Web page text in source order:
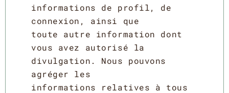
informations de profil, de
connexion, ainsi que
toute autre information dont
vous avez autorisé la
divulgation. Nous pouvons
agréger les
informations relatives à tous